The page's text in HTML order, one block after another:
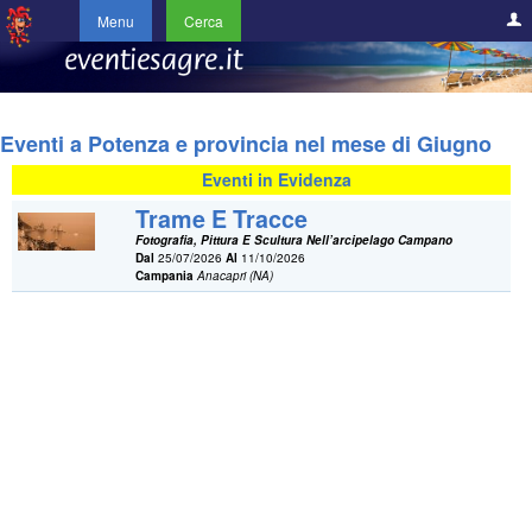
Menu Cerca
Eventi a Potenza e provincia nel mese di Giugno
Eventi in Evidenza
Trame E Tracce
Fotografia, Pittura E Scultura Nell’arcipelago Campano
Dal 25/07/2026Al 11/10/2026
Campania Anacapri (NA)